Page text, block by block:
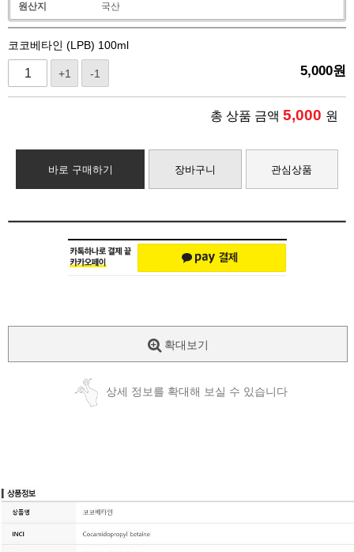
원산지 국산
코코베타인 (LPB) 100ml
+1 -1 5,000원
총 상품 금액 5,000 원
바로 구매하기 장바구니 관심상품
확대보기
상세 정보를 확대해 보실 수 있습니다